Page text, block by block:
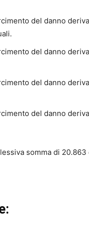
del danno
del danno
del danno
del danno
somma di